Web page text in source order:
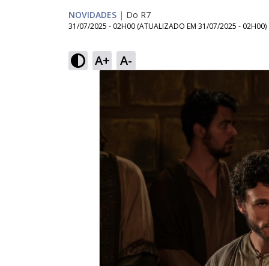
NOVIDADES | Do R7
31/07/2025 - 02H00 (ATUALIZADO EM 31/07/2025 - 02H00)
A+ A-